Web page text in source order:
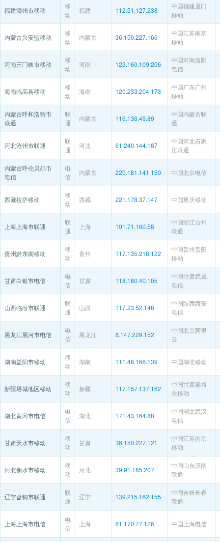
福建漳州市移动
移
动
福建 112.51.127.238
中国福建厦门
移动
内蒙古兴安盟移动
移
动
内蒙古 36.150.227.166
中国江苏南京
移动
河南三门峡市移动
移
动
河南 123.160.109.206
中国河南洛阳
电信
海南临高县移动
移
动
海南 120.233.204.173
中国广东广州
移动
内蒙古呼和浩特市
联通
联
通
内蒙古 116.136.49.89
中国内蒙古联
通
河北沧州市联通
联
通
河北 61.240.144.187
中国河北石家
庄联通
内蒙古呼伦贝尔市
电信
电
信
内蒙古 220.181.141.150 中国北京电信
西藏拉萨移动
移
动
西藏 221.178.37.147 中国重庆移动
上海上海市联通
联
通
上海 101.71.160.58
中国浙江台州
联通
贵州黔东南移动
移
动
贵州 117.135.218.122
中国贵州贵阳
移动
甘肃白银市电信
电
信
甘肃 118.180.40.105
中国甘肃武威
电信
山西临汾市联通
联
通
山西 117.23.52.148
中国陕西西安
电信
黑龙江黑河市电信
电
信
黑龙江 8.147.229.152
中国北京阿里
云
湖南益阳市移动
移
动
湖南 111.48.166.139 中国湖北移动
新疆塔城地区移动
移
动
新疆 117.157.137.162
中国甘肃嘉峪
关移动
湖北黄冈市电信
电
信
湖北 171.43.164.88
中国湖北武汉
电信
甘肃天水市移动
移
动
甘肃 36.150.227.121
中国江苏南京
移动
河北衡水市移动
移
动
河北 39.91.185.207
中国山东济南
联通
辽宁盘锦市联通
联
通
辽宁 139.215.162.155
中国吉林长春
联通
上海上海市电信
电
信
上海 61.170.77.126 中国上海电信